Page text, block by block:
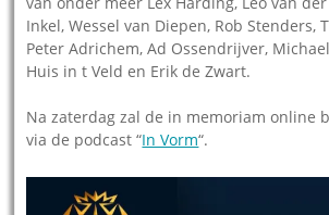
Inkel, Wessel van Diepen, Rob Stenders,
Peter Adrichem, Ad Ossendrijver,
Huis in t Veld en Erik de Zwart.
Na zaterdag zal de in memoriam online
via de podcast “In Vorm“.